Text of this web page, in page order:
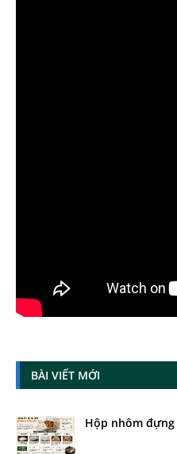
BÀI VIẾT MỚI
Hộp nhôm